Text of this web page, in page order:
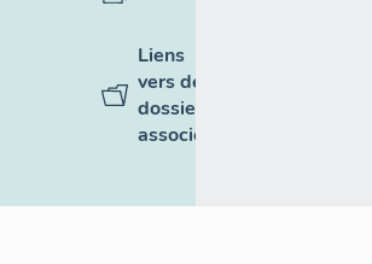
Liens
vers des
dossiers
associés